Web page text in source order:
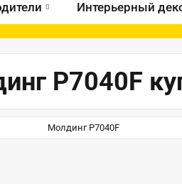
Интерьерный
P7040F